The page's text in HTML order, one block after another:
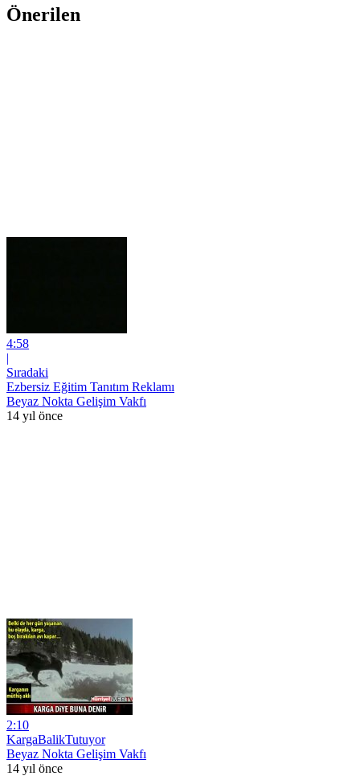
Önerilen
4:58
|
Sıradaki
Ezbersiz Eğitim Tanıtım Reklamı
Beyaz Nokta Gelişim Vakfı
14 yıl önce
2:10
KargaBalikTutuyor
Beyaz Nokta Gelişim Vakfı
14 yıl önce